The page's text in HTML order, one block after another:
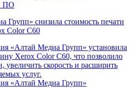
ПО
Групп» снизила стоимость печати
Color C60
«Алтай Медиа Групп» установила
Xerox Color C60, что позволило
увеличить скорость и расширить
услуг.
«Алтай Медиа Групп»